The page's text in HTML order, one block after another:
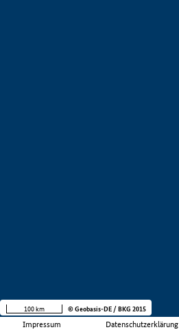
Impressum Datenschutzerklärung
100 km © Geobasis-DE / BKG 2015